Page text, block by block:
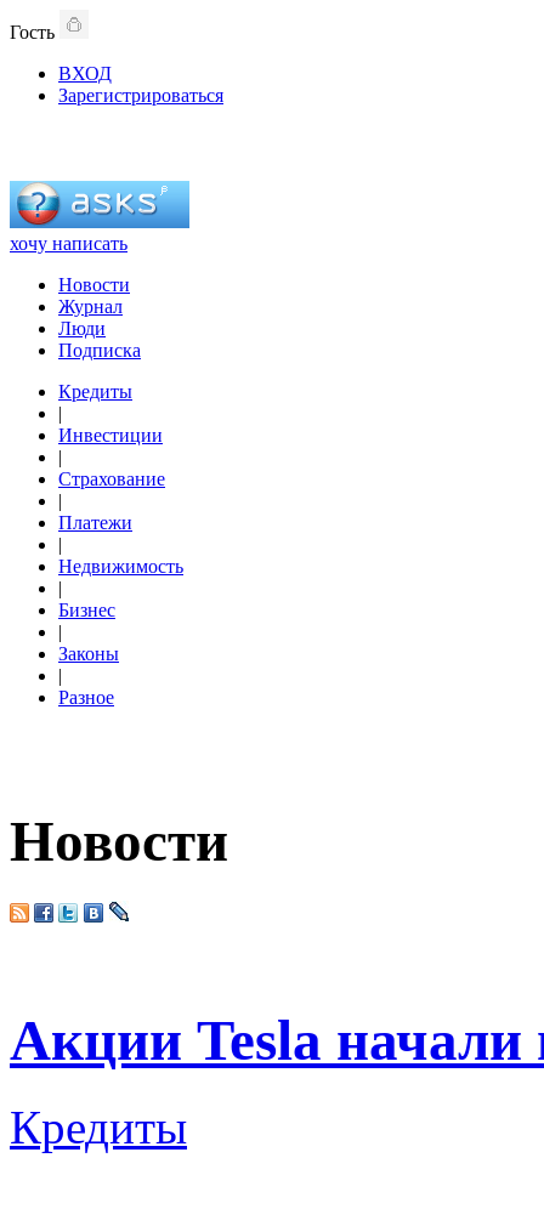
Гость
ВХОД
Зарегистрироваться
хочу написать
Новости
Журнал
Люди
Подписка
Кредиты
|
Инвестиции
|
Страхование
|
Платежи
|
Недвижимость
|
Бизнес
|
Законы
|
Разное
Новости
Акции Tesla начали
Кредиты